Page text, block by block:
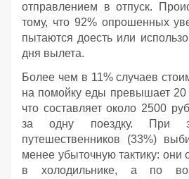
отправлением в отпуск.
тому, что 92% опрошенных
пытаются доесть или
дня вылета.
Более чем в 11% случаев
на помойку еды превышает 20
что составляет около 2500
за одну поездку. При
путешественников (33%)
менее убыточную тактику: они
в холодильнике, а по